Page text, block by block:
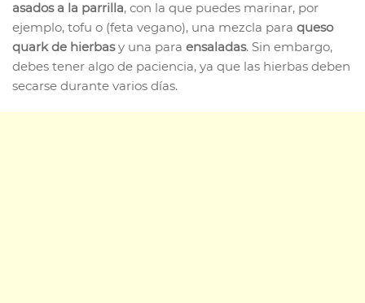
asados a la parrilla, con la que puedes marinar, por
ejemplo, tofu o (feta vegano), una mezcla para queso
quark de hierbasy una para ensaladas. Sin embargo,
debes tener algo de paciencia, ya que las hierbas deben
secarse durante varios días.